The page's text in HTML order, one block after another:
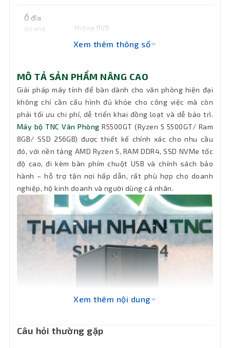
Ổ đĩa
quang
Không DVD
Wifi Chưa có sẵn (có thể gắn thêm)
Kết nối
mạng LAN
Bluetooth Chưa có sẵn (có thể gắn thêm)
Phân loại Thùng Mid Tower
Cổng xuất
hình
1 x HDMI, 1 x VGA (D-Sub)
Cổng kết
4 x USB 3.1, 2 x USB 2.0, 3 x Jack Audio,
1 x Keyboard/Mouse PS
Bảo hành tận nơi 12 tháng trong vòng
Xem thêm thông số
MÔ TẢ SẢN PHẨM NÂNG CAO
Giải pháp máy tính để bàn dành cho văn phòng hiện đại
không chỉ cần cấu hình đủ khỏe cho công việc mà còn
phải tối ưu chi phí, dễ triển khai đồng loạt và dễ bảo trì.
Máy bộ TNC Văn Phòng R5500GT (Ryzen 5 5500GT/ Ram
8GB/ SSD 256GB) được thiết kế chính xác cho nhu cầu
đó, với nền tảng AMD Ryzen 5, RAM DDR4, SSD NVMe tốc
độ cao, đi kèm bàn phím chuột USB và chính sách bảo
hành – hỗ trợ tận nơi hấp dẫn, rất phù hợp cho doanh
nghiệp, hộ kinh doanh và người dùng cá nhân.
Xem thêm nội dung
Câu hỏi thường gặp